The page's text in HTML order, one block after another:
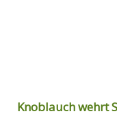
Knoblauch wehrt